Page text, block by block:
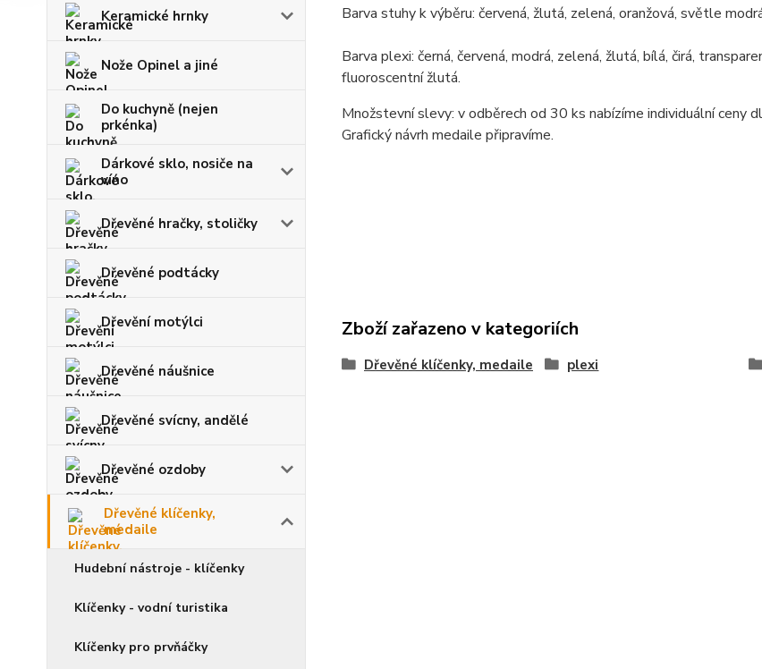
Keramické hrnky
Nože Opinel a jiné
Do kuchyně (nejen
prkénka)
Dárkové sklo, nosiče na
víno
Dřevěné hračky, stoličky
Dřevěné podtácky
Dřevění motýlci
Dřevěné náušnice
Dřevěné svícny, andělé
Dřevěné ozdoby
Dřevěné klíčenky,
medaile
Hudební nástroje - klíčenky
Klíčenky - vodní turistika
Klíčenky pro prvňáčky
Barva stuhy k výběru: červená, žlutá, zelená, oranžová, světle
Barva plexi: černá, červená, modrá, zelená, žlutá, bílá, čirá,
fluoroscentní žlutá.
Množstevní slevy: v odběrech od 30 ks nabízíme individuální ceny
Grafický návrh medaile připravíme.
Zboží zařazeno v kategoriích
Dřevěné klíčenky, medaile plexi